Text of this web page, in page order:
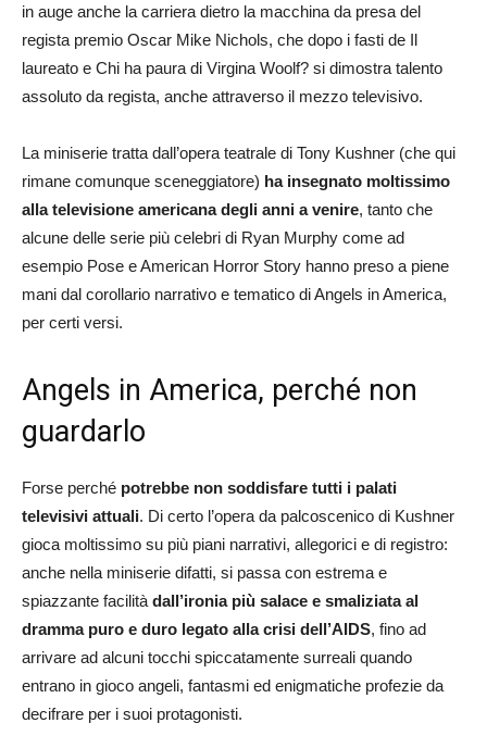
in auge anche la carriera dietro la macchina da presa del
regista premio Oscar Mike Nichols, che dopo i fasti de Il
laureato e Chi ha paura di Virgina Woolf? si dimostra talento
assoluto da regista, anche attraverso il mezzo televisivo.
La miniserie tratta dall’opera teatrale di Tony Kushner (che qui
rimane comunque sceneggiatore) ha insegnato moltissimo
alla televisione americana degli anni a venire, tanto che
alcune delle serie più celebri di Ryan Murphy come ad
esempio Pose e American Horror Story hanno preso a piene
mani dal corollario narrativo e tematico di Angels in America,
per certi versi.
Angels in America, perché non
guardarlo
Forse perché potrebbe non soddisfare tutti i palati
televisivi attuali. Di certo l’opera da palcoscenico di Kushner
gioca moltissimo su più piani narrativi, allegorici e di registro:
anche nella miniserie difatti, si passa con estrema e
spiazzante facilità dall’ironia più salace e smaliziata al
dramma puro e duro legato alla crisi dell’AIDS, fino ad
arrivare ad alcuni tocchi spiccatamente surreali quando
entrano in gioco angeli, fantasmi ed enigmatiche profezie da
decifrare per i suoi protagonisti.